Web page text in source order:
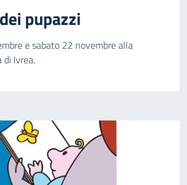
pupazzi
e sabato 22 novembre alla
di Ivrea.